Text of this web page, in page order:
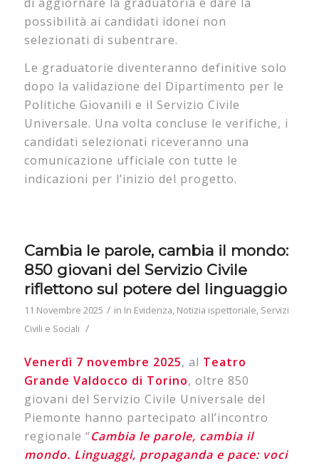
possibilità ai candidati idonei non
selezionati di subentrare.
Le graduatorie diventeranno definitive solo
dopo la validazione del Dipartimento per le
Politiche Giovanili e il Servizio Civile
Universale. Una volta concluse le verifiche, i
candidati selezionati riceveranno una
comunicazione ufficiale con tutte le
indicazioni per l’inizio del progetto.
Cambia le parole, cambia il mondo:
850 giovani del Servizio Civile
riflettono sul potere del linguaggio
11 Novembre 2025 / in In Evidenza, Notizia ispettoriale, Servizi
Civili e Sociali /
Venerdì 7 novembre 2025, al Teatro
Grande Valdocco di Torino, oltre 850
giovani del Servizio Civile Universale del
Piemonte hanno partecipato all’incontro
regionale “Cambia le parole, cambia il
mondo. Linguaggi, propaganda e pace: voci